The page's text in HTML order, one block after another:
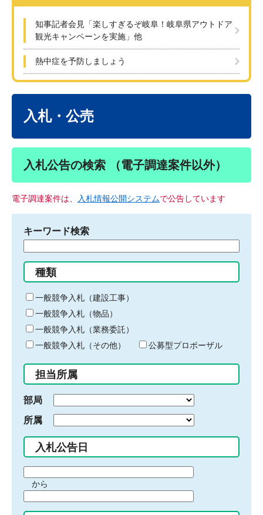
知事記者会見「楽しすぎるぞ岐阜！岐阜県アウトドア
観光キャンペーンを実施」他
熱中症を予防しましょう
入札・公売
入札公告の検索 （電子調達案件以外）
電子調達案件は、 入札情報公開システムで公告しています
キーワード検索
る
キ
ー
ワ
ー
ド
入
力
種類
一般競争入札（建設工事）
一般競争入札（物品）
一般競争入札（業務委託）
一般競争入札（その他）
公募型プロポーザル
担当所属
部局
所属
入札公告日
間
始
から
間